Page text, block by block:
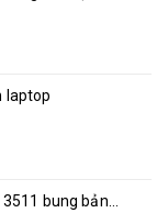
laptop
bung bản...